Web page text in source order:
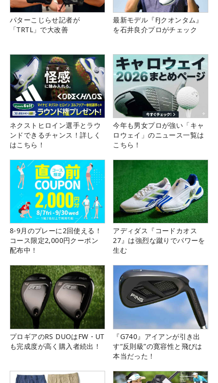
パターこじらせ記者が
「TRTL」で大改善
最新モデル『FJクオンタム』
を石井良介プロがチェック
ネクストヒロイン選手とラウ
ンドできるチャンス！詳しく
はこちら！
今年も男女プロが強い「キャ
ロウェイ」のニュース一覧は
こちら！
8-9月のプレーに2回使える！
コース限定2,000円クーポン
配布中！
アディダス『コードカオス
27』は強烈な蹴りでパワーを
生む
プロギアのRS DUOはFW・UT
も完成度が高く購入者続出！
『G740』アイアンが引き出
す“反則級”の寛容性と飛びは
本当だった！